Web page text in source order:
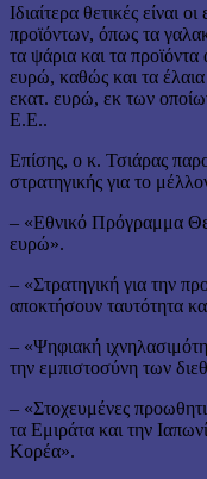
Ιδιαίτερα θετικές είναι
προϊόντων, όπως τα
τα ψάρια και τα
ευρώ, καθώς και τα
εκατ. ευρώ, εκ των
Ε.Ε..
Επίσης, ο κ. Τσιάρας
στρατηγικής για το
– «Εθνικό Πρόγραμμα
ευρώ».
– «Στρατηγική για την
αποκτήσουν ταυτότητα
– «Ψηφιακή
την εμπιστοσύνη των
– «Στοχευμένες
τα Εμιράτα και την
Κορέα».